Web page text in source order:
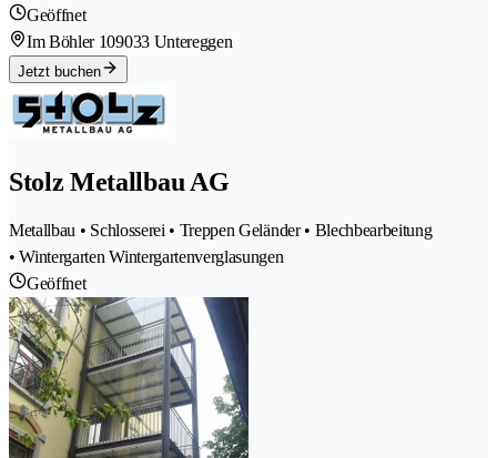
Geöffnet
Im Böhler 109033 Untereggen
Jetzt buchen
Stolz Metallbau AG
Metallbau • Schlosserei • Treppen Geländer • Blechbearbeitung
• Wintergarten Wintergartenverglasungen
Geöffnet